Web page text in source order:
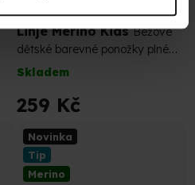
Linje Merino KidsBéžové
dětské barevné ponožky plné
merino pohodlí
Skladem
259 Kč
Novinka
Tip
Merino